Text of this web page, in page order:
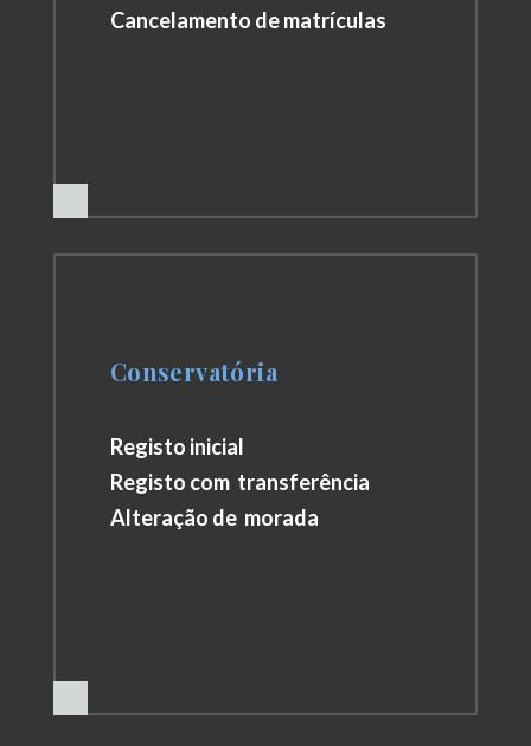
Cancelamento de matrículas
Conservatória
Registo inicial
Registo com transferência
Alteração de morada